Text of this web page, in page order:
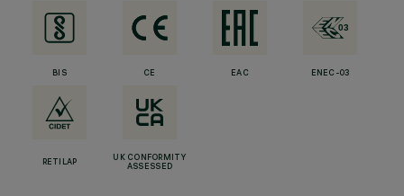
BIS CE EAC ENEC-03
RETILAP
UK CONFORMITY
ASSESSED